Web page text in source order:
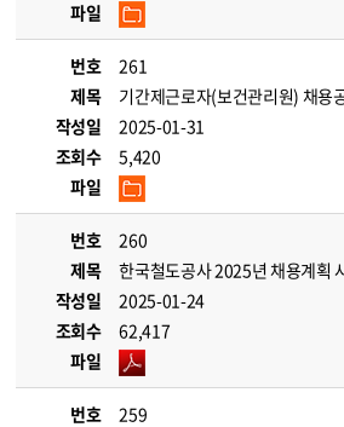
파일
번호
261
제목
기간제근로자(보건관리원) 채용
작성일
2025-01-31
조회수
5,420
파일
번호
260
제목
한국철도공사 2025년 채용계획
작성일
2025-01-24
조회수
62,417
파일
번호
259